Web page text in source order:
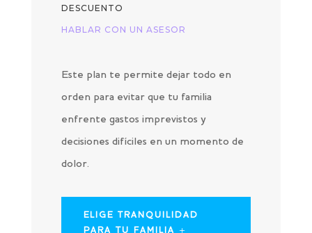
DESCUENTO
HABLAR CON UN ASESOR
Este plan te permite dejar todo en
orden para evitar que tu familia
enfrente gastos imprevistos y
decisiones difíciles en un momento de
dolor.
ELIGE TRANQUILIDAD
PARA TU FAMILIA